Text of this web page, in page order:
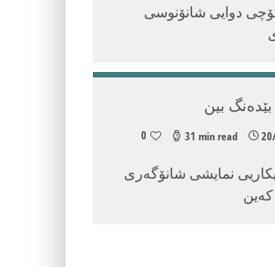
دوایی شانۆنوسی
بین
31 min read
0
نمایشی شانۆگه‌ری